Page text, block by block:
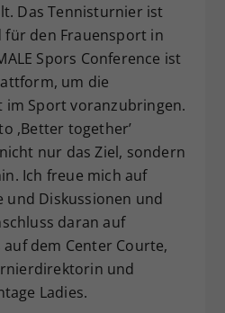
Das Tennisturnier ist
für den Frauensport in
Spors Conference ist
um die
im Sport voranzubringen.
,Better together’
nur das Ziel, sondern
Ich freue mich auf
und Diskussionen und
daran auf
dem Center Courte,
und
Ladies.